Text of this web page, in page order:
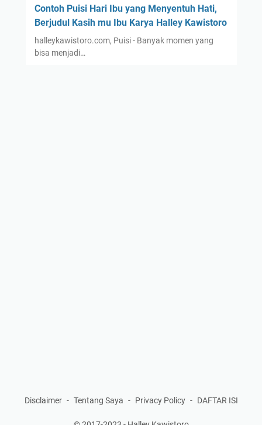
Contoh Puisi Hari Ibu yang Menyentuh Hati,
Berjudul Kasih mu Ibu Karya Halley Kawistoro
halleykawistoro.com, Puisi - Banyak momen yang
bisa menjadi…
Disclaimer Tentang Saya Privacy Policy DAFTAR ISI